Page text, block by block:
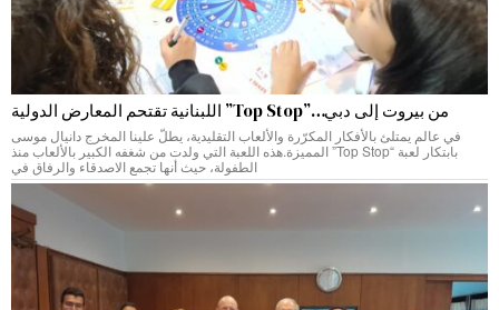
من بيروت إلى دبي…”Top Stop” اللبنانية تقتحم المعارض الدولية
في عالم يمتلئ بالأفكار المكرّرة والألعاب التقليدية، يطلّ علينا المخرج دانيال موسى
بابتكار لعبة “Top Stop” المميزة.هذه اللعبة التي ولدت من شغفه الكبير بالألعاب منذ
الطفولة، حيث أنها تجمع الاصدقاء والرفاق في